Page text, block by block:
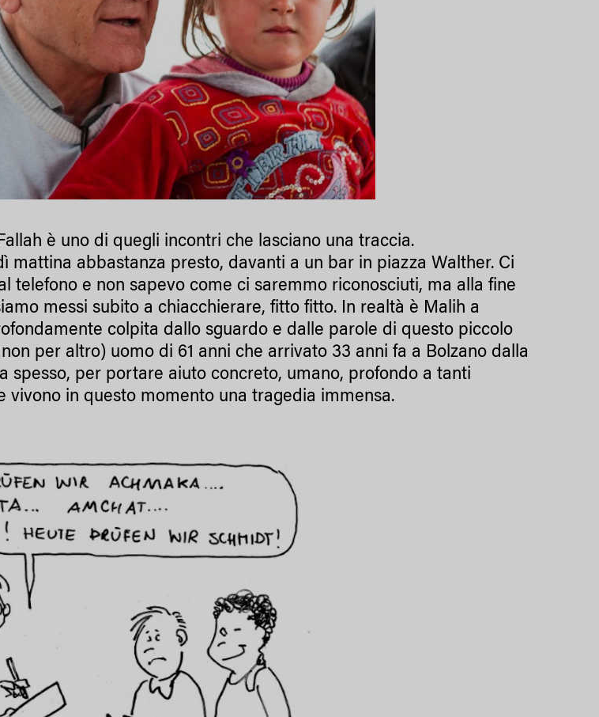
è uno di quegli incontri che lasciano una traccia.
mattina abbastanza presto, davanti a un bar in piazza Walther. Ci
telefono e non sapevo come ci saremmo riconosciuti, ma alla fine
messi subito a chiacchierare, fitto fitto. In realtà è Malih a
colpita dallo sguardo e dalle parole di questo piccolo
per altro) uomo di 61 anni che arrivato 33 anni fa a Bolzano dalla
spesso, per portare aiuto concreto, umano, profondo a tanti
vivono in questo momento una tragedia immensa.